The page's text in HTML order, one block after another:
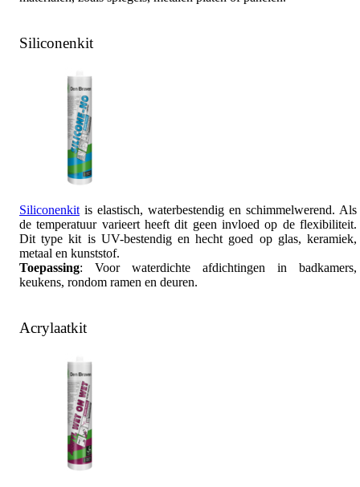
Siliconenkit
Siliconenkit is elastisch, waterbestendig en schimmelwerend. Als
de temperatuur varieert heeft dit geen invloed op de flexibiliteit.
Dit type kit is UV-bestendig en hecht goed op glas, keramiek,
metaal en kunststof.
Toepassing: Voor waterdichte afdichtingen in badkamers,
keukens, rondom ramen en deuren.
Acrylaatkit